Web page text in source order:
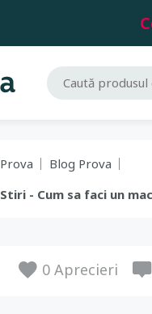
Prova
Blog Prova
Stiri - Cum sa faci un
0 Aprecieri